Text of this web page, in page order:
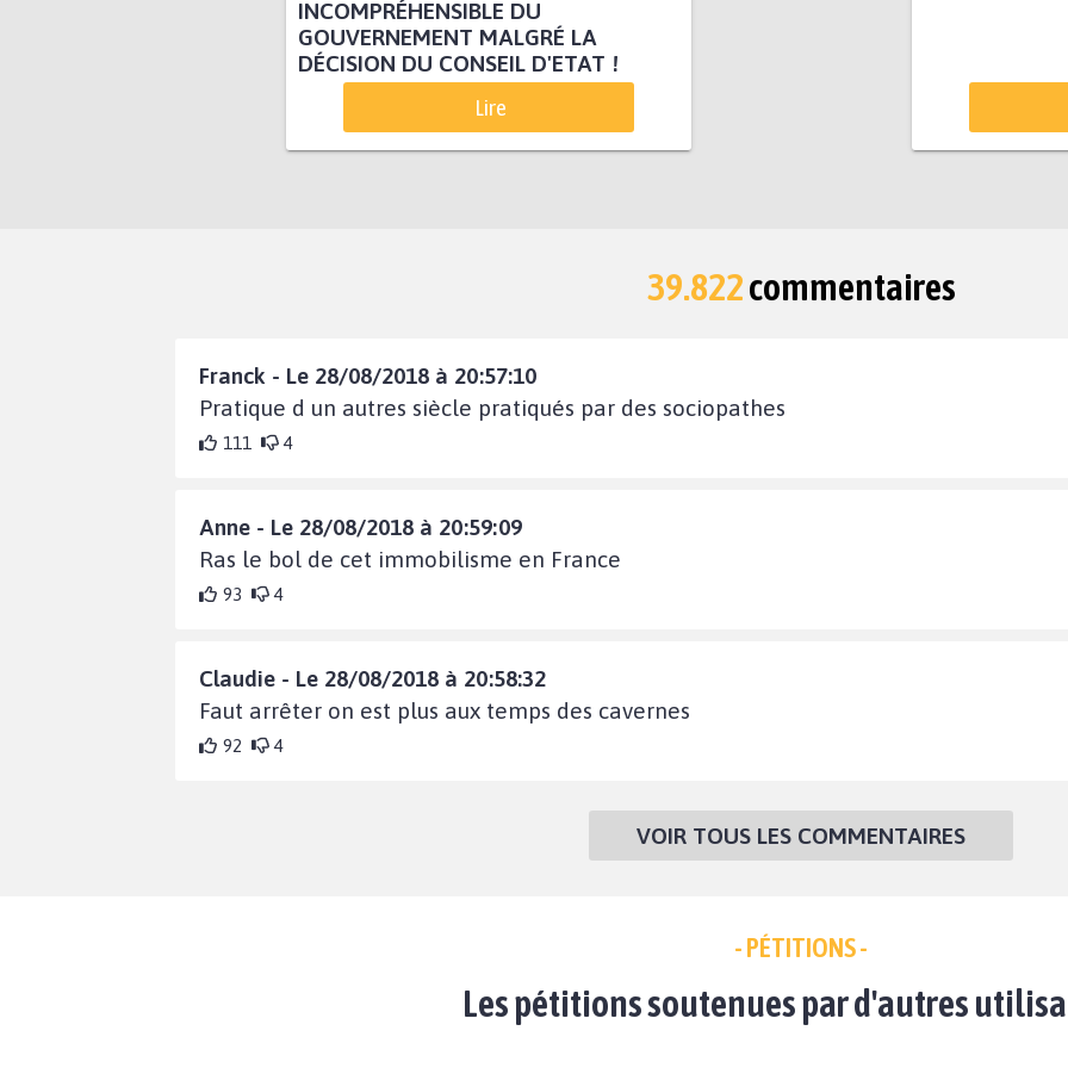
INCOMPRÉHENSIBLE DU
GOUVERNEMENT MALGRÉ LA
DÉCISION DU CONSEIL D'ETAT !
Lire
39.822commentaires
Franck - Le 28/08/2018 à 20:57:10
Pratique d un autres siècle pratiqués par des sociopathes
111 4
Anne - Le 28/08/2018 à 20:59:09
Ras le bol de cet immobilisme en France
93 4
Claudie - Le 28/08/2018 à 20:58:32
Faut arrêter on est plus aux temps des cavernes
92 4
VOIR TOUS LES COMMENTAIRES
- PÉTITIONS -
Les pétitions soutenues par d'autres